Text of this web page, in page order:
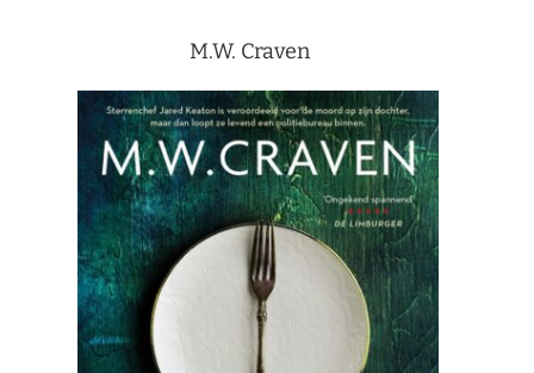
M.W. Craven